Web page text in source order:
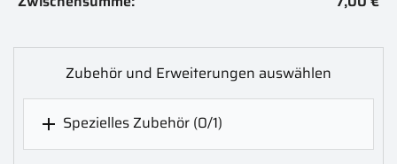
Zubehör und Erweiterungen auswählen
 Spezielles Zubehör (0/1)